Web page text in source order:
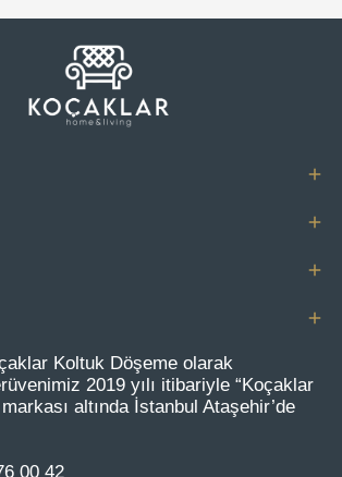
Koltuk Döşeme olarak
2019 yılı itibariyle “Koçaklar
altında İstanbul Ataşehir’de
00 42